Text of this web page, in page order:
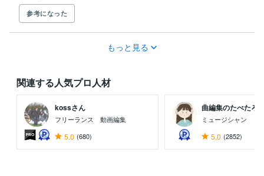
参考になった
もっと見る
関連する人気プロ人材
kossさん
フリーランス 動画編集
5.0 (680)
曲編集のたべたろ
ミュージシャン
5.0 (2852)